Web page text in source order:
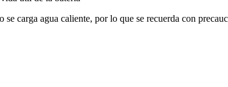
carga agua caliente, por lo que se recuerda con